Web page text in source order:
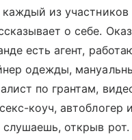
из участников
о себе.
есть агент,
одежды,
по грантам,
коуч, автоблогер
открыв рот.